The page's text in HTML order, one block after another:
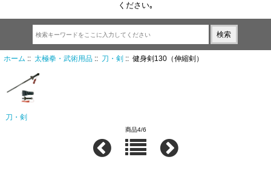
ください｡
ホーム :: 太極拳・武術用品:: 刀・剣 :: 健身剣130（伸縮剣）
刀・剣
商品4/6